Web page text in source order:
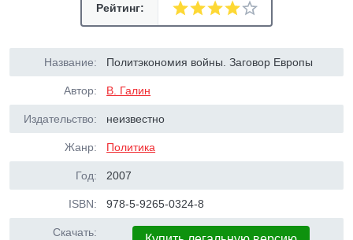
Рейтинг:
Название: Политэкономия войны. Заговор Европы
Автор: В. Галин
Издательство: неизвестно
Жанр: Политика
Год: 2007
ISBN: 978-5-9265-0324-8
Скачать: